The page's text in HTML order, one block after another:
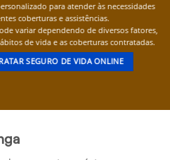
para atender às necessidades
coberturas e assistências.
variar dependendo de diversos fatores,
de vida e as coberturas contratadas.
SEGURO DE VIDA ONLINE